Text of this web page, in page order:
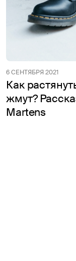
6 СЕНТЯБРЯ 2021
Как
жмут?
Martens